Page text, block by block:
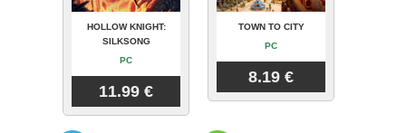
HOLLOW KNIGHT:
SILKSONG
PC
11.99 €
TOWN TO CITY
PC
8.19 €